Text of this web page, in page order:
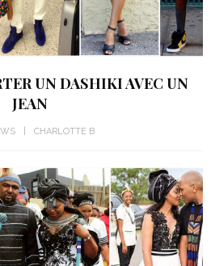
UN DASHIKI AVEC UN
JEAN
CHARLOTTE B